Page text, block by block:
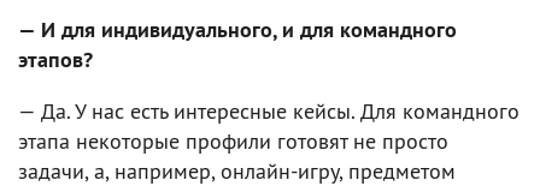
— И для индивидуального, и для командного
этапов?
— Да. У нас есть интересные кейсы. Для командного
этапа некоторые профили готовят не просто
задачи, а, например, онлайн-игру, предметом